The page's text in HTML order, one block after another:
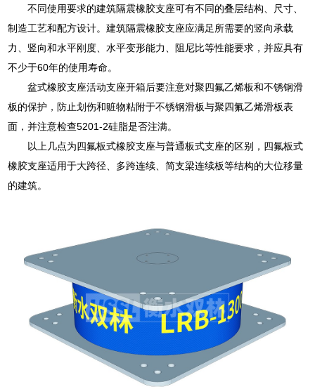
不同使用要求的建筑隔震橡胶支座可有不同的叠层结构、尺寸、
制造工艺和配方设计。建筑隔震橡胶支座应满足所需要的竖向承载
力、竖向和水平刚度、水平变形能力、阻尼比等性能要求，并应具有
不少于60年的使用寿命。
盆式橡胶支座活动支座开箱后要注意对聚四氟乙烯板和不锈钢滑
板的保护，防止划伤和赃物粘附于不锈钢滑板与聚四氟乙烯滑板表
面，并注意检查5201-2硅脂是否注满。
以上几点为四氟板式橡胶支座与普通板式支座的区别，四氟板式
橡胶支座适用于大跨径、多跨连续、简支梁连续板等结构的大位移量
的建筑。